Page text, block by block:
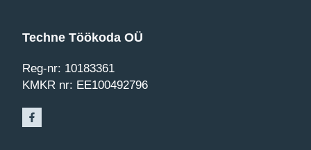
Techne Töökoda OÜ
Reg-nr: 10183361
KMKR nr: EE100492796